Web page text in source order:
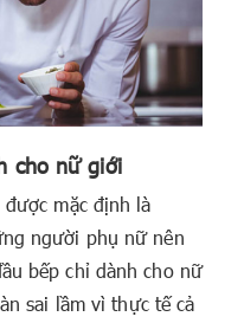
cho nữ giới
mặc định là
người phụ nữ nên
bếp chỉ dành cho nữ
sai lầm vì thực tế cả